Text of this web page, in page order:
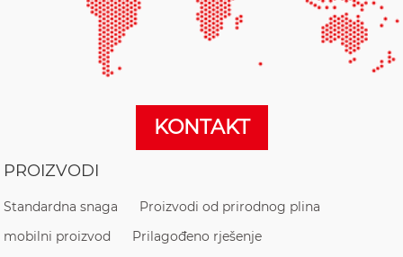
KONTAKT
PROIZVODI
Standardna snaga
Proizvodi od prirodnog plina
mobilni proizvod
Prilagođeno rješenje